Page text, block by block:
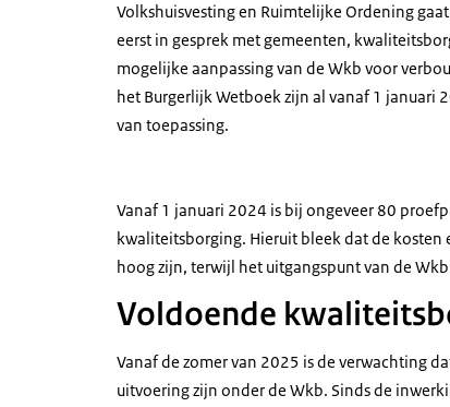
Volkshuisvesting en Ruimtelijke Ordening
eerst in gesprek met gemeenten,
mogelijke aanpassing van de Wkb voor
het Burgerlijk Wetboek zijn al vanaf 1 januari
van toepassing.
Vanaf 1 januari 2024 is bij ongeveer 80
kwaliteitsborging. Hieruit bleek dat de
hoog zijn, terwijl het uitgangspunt van de
Voldoende
Vanaf de zomer van 2025 is de verwachting
uitvoering zijn onder de Wkb. Sinds de